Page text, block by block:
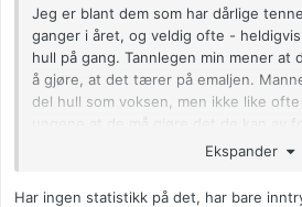
Jeg er blant dem som har dårlige
ganger i året, og veldig ofte -
hull på gang. Tannlegen min mener
å gjøre, at det tærer på emaljen.
del hull som voksen, men ikke like
ungene at de må gjøre det de kan av
fordi de har svært dårlige gener....
Ekspander
Har ingen statistikk på det, har bare